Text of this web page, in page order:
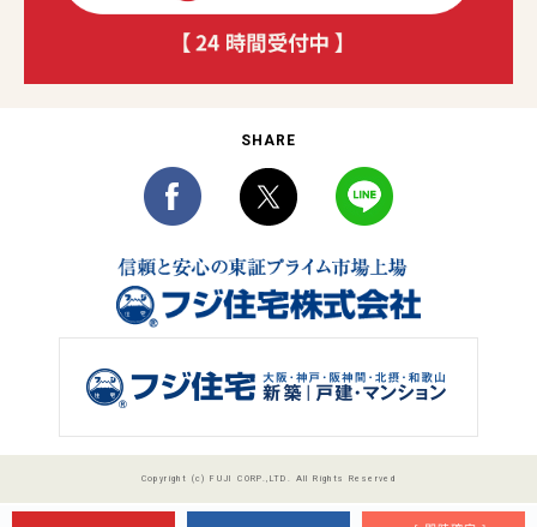
SHARE
Copyright (c) FUJI CORP.,LTD. All Rights Reserved